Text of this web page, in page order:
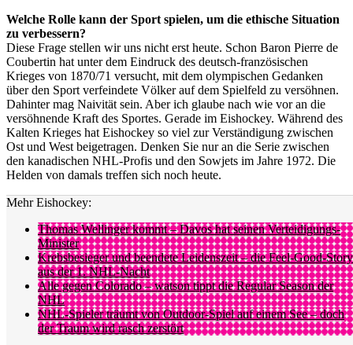
Welche Rolle kann der Sport spielen, um die ethische Situation
zu verbessern?
Diese Frage stellen wir uns nicht erst heute. Schon Baron Pierre de
Coubertin hat unter dem Eindruck des deutsch-französischen
Krieges von 1870/71 versucht, mit dem olympischen Gedanken
über den Sport verfeindete Völker auf dem Spielfeld zu versöhnen.
Dahinter mag Naivität sein. Aber ich glaube nach wie vor an die
versöhnende Kraft des Sportes. Gerade im Eishockey. Während des
Kalten Krieges hat Eishockey so viel zur Verständigung zwischen
Ost und West beigetragen. Denken Sie nur an die Serie zwischen
den kanadischen NHL-Profis und den Sowjets im Jahre 1972. Die
Helden von damals treffen sich noch heute.
Mehr Eishockey:
Thomas Wellinger kommt – Davos hat seinen Verteidigungs-
Minister
Krebsbesieger und beendete Leidenszeit – die Feel-Good-Story
aus der 1. NHL-Nacht
Alle gegen Colorado – watson tippt die Regular Season der
NHL
NHL-Spieler träumt von Outdoor-Spiel auf einem See – doch
der Traum wird rasch zerstört